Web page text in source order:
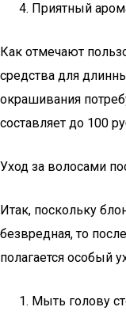
Приятный
Как отмечают
средства для
окрашивания
составляет до 100
Уход за волосами
Итак, поскольку
безвредная, то
полагается особый
Мыть голову